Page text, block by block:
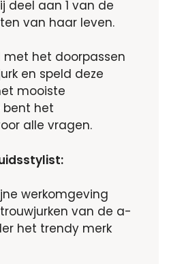
deel aan 1 van de
van haar leven.
met het doorpassen
en speld deze
mooiste
bent het
alle vragen.
werkomgeving
van de a-
het trendy merk